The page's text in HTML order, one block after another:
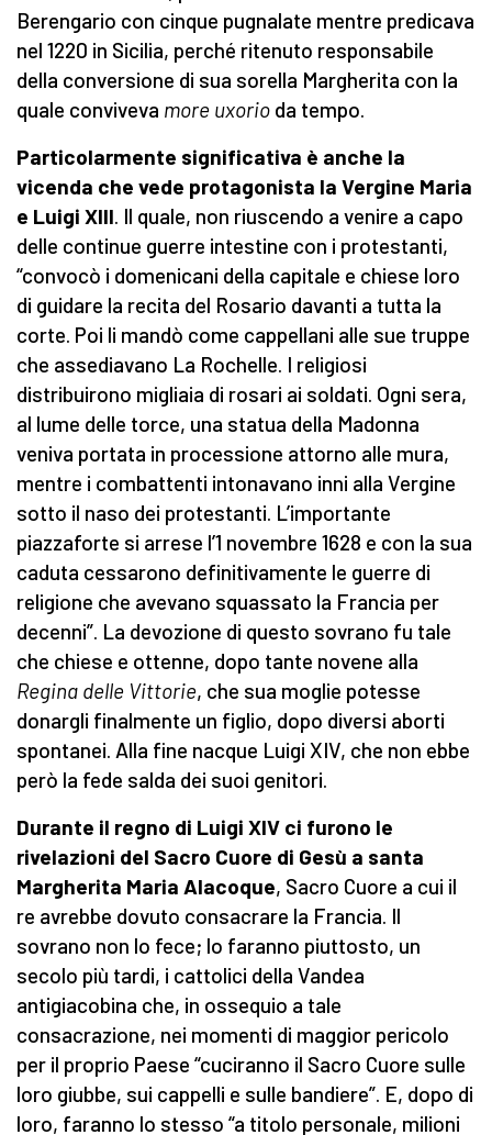
Berengario con cinque pugnalate mentre predicava
nel 1220 in Sicilia, perché ritenuto responsabile
della conversione di sua sorella Margherita con la
quale conviveva more uxorio da tempo.
Particolarmente significativa è anche la
vicenda che vede protagonista la Vergine Maria
e Luigi XIII. Il quale, non riuscendo a venire a capo
delle continue guerre intestine con i protestanti,
“convocò i domenicani della capitale e chiese loro
di guidare la recita del Rosario davanti a tutta la
corte. Poi li mandò come cappellani alle sue truppe
che assediavano La Rochelle. I religiosi
distribuirono migliaia di rosari ai soldati. Ogni sera,
al lume delle torce, una statua della Madonna
veniva portata in processione attorno alle mura,
mentre i combattenti intonavano inni alla Vergine
sotto il naso dei protestanti. L’importante
piazzaforte si arrese l’1 novembre 1628 e con la sua
caduta cessarono definitivamente le guerre di
religione che avevano squassato la Francia per
decenni”. La devozione di questo sovrano fu tale
che chiese e ottenne, dopo tante novene alla
Regina delle Vittorie, che sua moglie potesse
donargli finalmente un figlio, dopo diversi aborti
spontanei. Alla fine nacque Luigi XIV, che non ebbe
però la fede salda dei suoi genitori.
Durante il regno di Luigi XIV ci furono le
rivelazioni del Sacro Cuore di Gesù a santa
Margherita Maria Alacoque, Sacro Cuore a cui il
re avrebbe dovuto consacrare la Francia. Il
sovrano non lo fece; lo faranno piuttosto, un
secolo più tardi, i cattolici della Vandea
antigiacobina che, in ossequio a tale
consacrazione, nei momenti di maggior pericolo
per il proprio Paese “cuciranno il Sacro Cuore sulle
loro giubbe, sui cappelli e sulle bandiere”. E, dopo di
loro, faranno lo stesso “a titolo personale, milioni